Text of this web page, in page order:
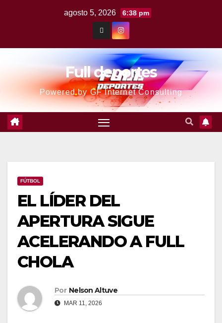
agosto 5, 2026 6:38 pm
Full deportes
Powered by GF Internet Consulting
FÚTBOL
EL LÍDER DEL
APERTURA SIGUE
ACELERANDO A FULL
CHOLA
Por Nelson Altuve
MAR 11, 2026